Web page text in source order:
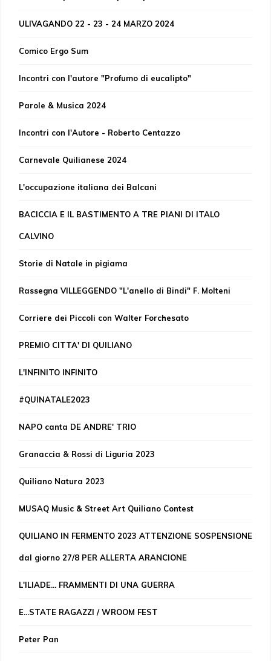
ULIVAGANDO 22 - 23 - 24 MARZO 2024
Comico Ergo Sum
Incontri con l'autore "Profumo di eucalipto"
Parole & Musica 2024
Incontri con l'Autore - Roberto Centazzo
Carnevale Quilianese 2024
L'occupazione italiana dei Balcani
BACICCIA E IL BASTIMENTO A TRE PIANI DI ITALO
CALVINO
Storie di Natale in pigiama
Rassegna VILLEGGENDO "L'anello di Bindi" F. Molteni
Corriere dei Piccoli con Walter Forchesato
PREMIO CITTA' DI QUILIANO
L'INFINITO INFINITO
#QUINATALE2023
NAPO canta DE ANDRE' TRIO
Granaccia & Rossi di Liguria 2023
Quiliano Natura 2023
MUSAQ Music & Street Art Quiliano Contest
QUILIANO IN FERMENTO 2023 ATTENZIONE SOSPENSIONE
dal giorno 27/8 PER ALLERTA ARANCIONE
L'ILIADE... FRAMMENTI DI UNA GUERRA
E...STATE RAGAZZI / WROOM FEST
Peter Pan